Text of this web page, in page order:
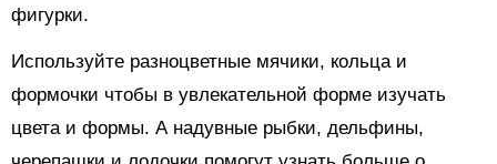
фигурки.
Используйте разноцветные мячики, кольца и
формочки чтобы в увлекательной форме изучать
цвета и формы. А надувные рыбки, дельфины,